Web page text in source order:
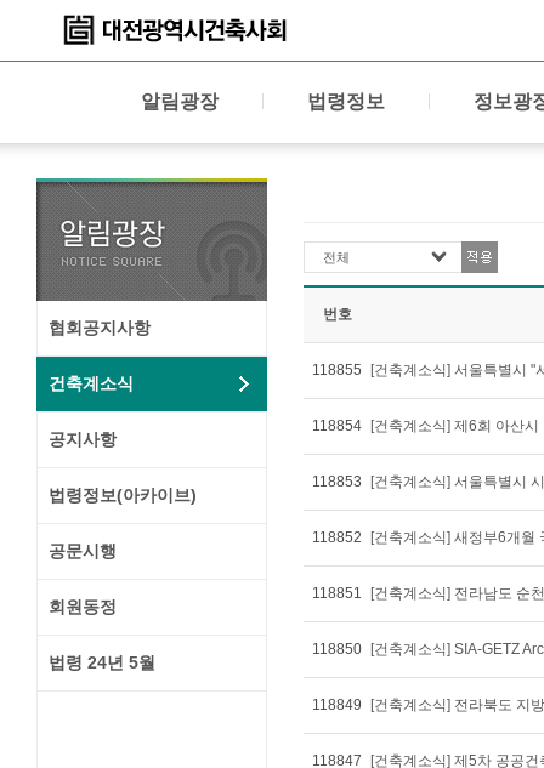
알림광장 법령정보 정보광
협회공지사항
건축계소식
공지사항
법령정보(아카이브)
공문시행
회원동정
법령 24년 5월
전체
번호
118855 [건축계소식] 서울특별시
118854 [건축계소식] 제6회 아산
118853 [건축계소식] 서울특별시
118852 [건축계소식] 새정부6개월
118851
118850 [건축계소식] SIA-GETZ
118849 [건축계소식] 전라북도 지
118847 [건축계소식] 제5차 공공